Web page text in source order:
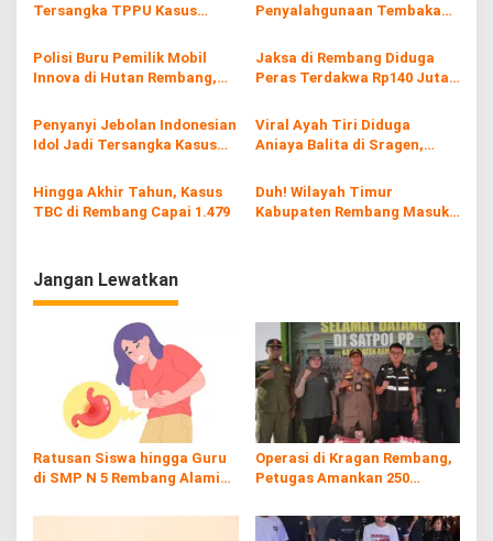
s
i
p
s
Tersangka TPPU Kasus
Sumatera
Penyalahgunaan Tembakau
Polisi Buru Pemilik Mobil
Innova di Hutan Rembang,
Pencurian
Jaksa di Rembang Diduga
Peras Terdakwa Rp140 Juta,
Penyanyi Jebolan Indonesian
Idol Jadi Tersangka Kasus
SMA
Viral Ayah Tiri Diduga
Aniaya Balita di Sragen,
Hingga Akhir Tahun, Kasus
TBC di Rembang Capai 1.479
Duh! Wilayah Timur
Kabupaten Rembang Masuk
Jangan Lewatkan
Ratusan Siswa hingga Guru
di SMP N 5 Rembang Alami
Operasi di Kragan Rembang,
Petugas Amankan 250